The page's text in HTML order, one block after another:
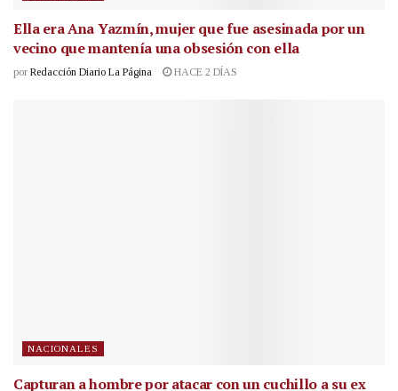
Ella era Ana Yazmín, mujer que fue asesinada por un
vecino que mantenía una obsesión con ella
por Redacción Diario La Página HACE 2 DÍAS
NACIONALES
Capturan a hombre por atacar con un cuchillo a su ex